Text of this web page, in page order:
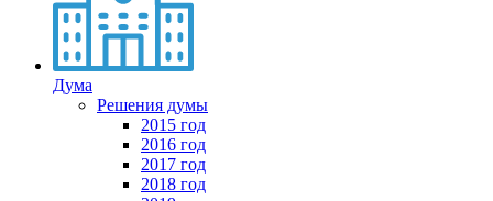
Дума
Решения думы
2015 год
2016 год
2017 год
2018 год